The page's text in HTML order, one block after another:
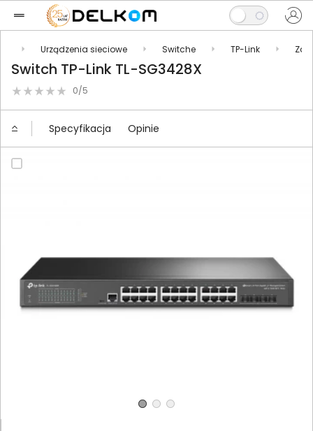
Urządzenia sieciowe Switche TP-Link
Switch TP-Link TL-SG3428X
0/5
Specyfikacja Opinie